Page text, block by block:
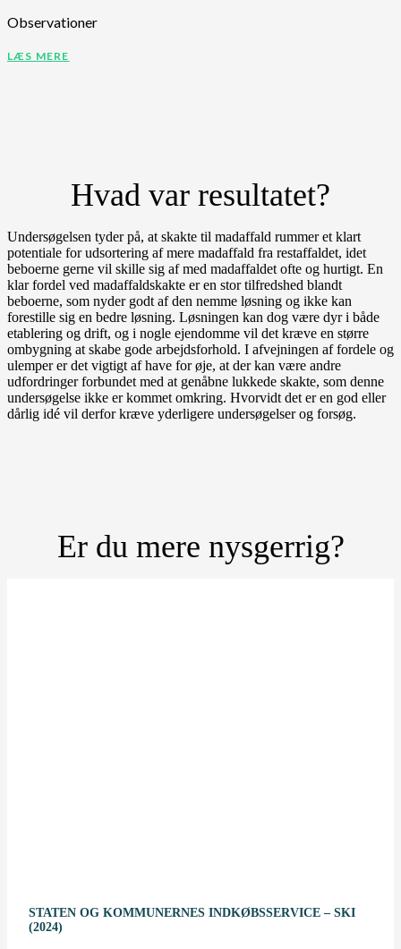
Observationer
LÆS MERE
Hvad var resultatet?
Undersøgelsen tyder på, at skakte til madaffald rummer et klart
potentiale for udsortering af mere madaffald fra restaffaldet, idet
beboerne gerne vil skille sig af med madaffaldet ofte og hurtigt. En
klar fordel ved madaffaldskakte er en stor tilfredshed blandt
beboerne, som nyder godt af den nemme løsning og ikke kan
forestille sig en bedre løsning. Løsningen kan dog være dyr i både
etablering og drift, og i nogle ejendomme vil det kræve en større
ombygning at skabe gode arbejdsforhold. I afvejningen af fordele og
ulemper er det vigtigt af have for øje, at der kan være andre
udfordringer forbundet med at genåbne lukkede skakte, som denne
undersøgelse ikke er kommet omkring. Hvorvidt det er en god eller
dårlig idé vil derfor kræve yderligere undersøgelser og forsøg.
Er du mere nysgerrig?
STATEN OG KOMMUNERNES INDKØBSSERVICE – SKI
(2024)